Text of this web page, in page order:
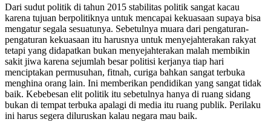
Dari sudut politik di tahun 2015 stabilitas politik sangat kacau
karena tujuan berpolitiknya untuk mencapai kekuasaan supaya bisa
mengatur segala sesuatunya. Sebetulnya muara dari pengaturan-
pengaturan kekuasaan itu harusnya untuk menyejahterakan rakyat
tetapi yang didapatkan bukan menyejahterakan malah membikin
sakit jiwa karena sejumlah besar politisi kerjanya tiap hari
menciptakan permusuhan, fitnah, curiga bahkan sangat terbuka
menghina orang lain. Ini memberikan pendidikan yang sangat tidak
baik. Kebebesan elit politik itu sebetulnya hanya di ruang sidang
bukan di tempat terbuka apalagi di media itu ruang publik. Perilaku
ini harus segera diluruskan kalau negara mau baik.